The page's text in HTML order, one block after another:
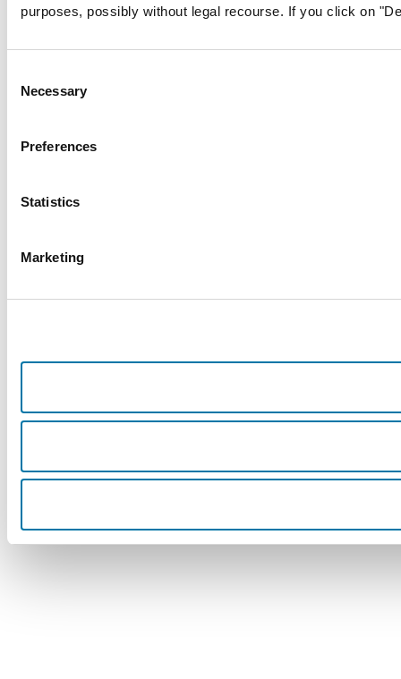
purposes, possibly without legal recourse. If you click on
Selection
Necessary
Preferences
Statistics
Marketing